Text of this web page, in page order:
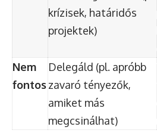
krízisek, határidős
projektek)
Nem
fontos
Delegáld (pl. apróbb
zavaró tényezők,
amiket más
megcsinálhat)